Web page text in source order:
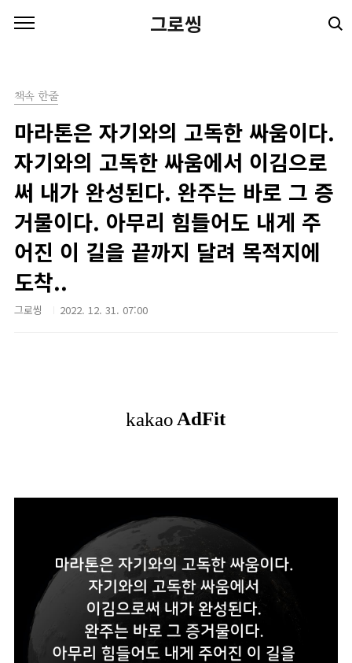
그로씽
책속 한줄
마라톤은 자기와의 고독한 싸움이다.
자기와의 고독한 싸움에서 이김으로
써 내가 완성된다. 완주는 바로 그 증
거물이다. 아무리 힘들어도 내게 주
어진 이 길을 끝까지 달려 목적지에
도착..
그로씽 2022. 12. 31. 07:00